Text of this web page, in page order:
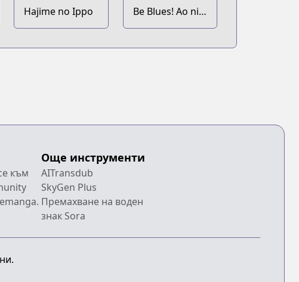
Hajime no Ippo
Be Blues! Ao ni
Nare
към
Още инструменти
AITransdub
SkyGen Plus
Премахване на воден
знак Sora